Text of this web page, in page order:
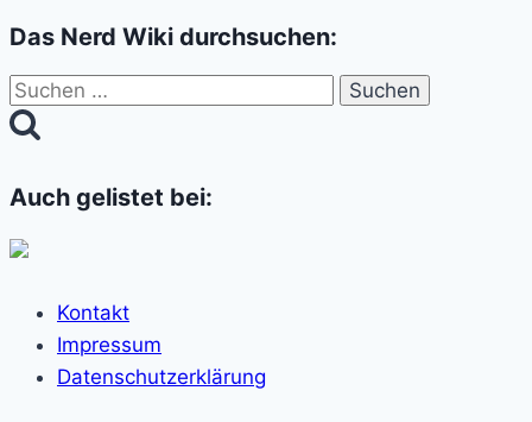
Das Nerd Wiki durchsuchen:
Suchen
nach:
Auch gelistet bei:
Kontakt
Impressum
Datenschutzerklärung